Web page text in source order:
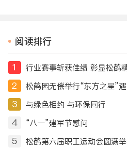
阅读排行
1
2 松鹤园无偿举行“东方之星”
3 与绿色相约 与环保同行
4 “八一”建军节慰问
5 松鹤第六届职工运动会圆满